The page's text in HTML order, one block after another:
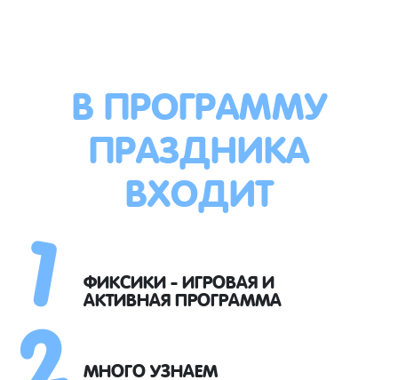
В ПРОГРАММУ
ПРАЗДНИКА
ВХОДИТ
ФИКСИКИ - ИГРОВАЯ И
АКТИВНАЯ ПРОГРАММА
МНОГО УЗНАЕМ